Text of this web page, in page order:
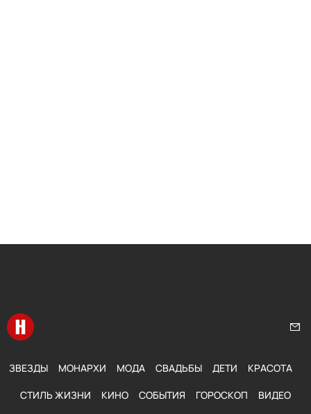
Перейти на главную
ЗВЕЗДЫ МОНАРХИ МОДА СВАДЬБЫ ДЕТИ КРАСОТА
СТИЛЬ ЖИЗНИ КИНО СОБЫТИЯ ГОРОСКОП ВИДЕО